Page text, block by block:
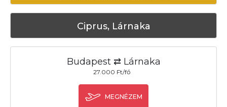
Ciprus, Lárnaka
Budapest ⇄ Lárnaka
27.000 Ft/fő
MEGNÉZEM